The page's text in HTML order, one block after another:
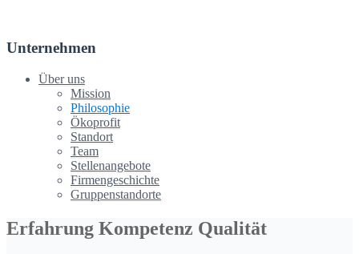
Unternehmen
Über uns
Mission
Philosophie
Ökoprofit
Standort
Team
Stellenangebote
Firmengeschichte
Gruppenstandorte
Erfahrung Kompetenz Qualität